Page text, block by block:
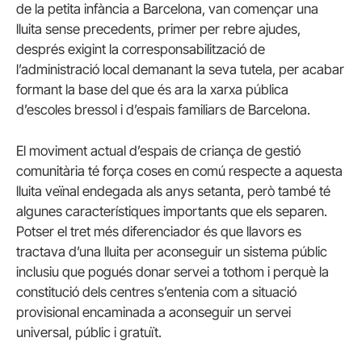
de la petita infància a Barcelona, van començar una
lluita sense precedents, primer per rebre ajudes,
després exigint la corresponsabilització de
l’administració local demanant la seva tutela, per acabar
formant la base del que és ara la xarxa pública
d’escoles bressol i d’espais familiars de Barcelona.
El moviment actual d’espais de criança de gestió
comunitària té força coses en comú respecte a aquesta
lluita veïnal endegada als anys setanta, però també té
algunes característiques importants que els separen.
Potser el tret més diferenciador és que llavors es
tractava d’una lluita per aconseguir un sistema públic
inclusiu que pogués donar servei a tothom i perquè la
constitució dels centres s’entenia com a situació
provisional encaminada a aconseguir un servei
universal, públic i gratuït.